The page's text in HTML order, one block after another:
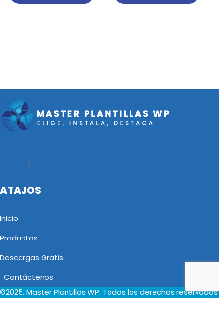
ATAJOS
Inicio
Productos
Descargas Gratis
Contáctenos
©2025. Master Plantillas WP. Todos los derechos reservados